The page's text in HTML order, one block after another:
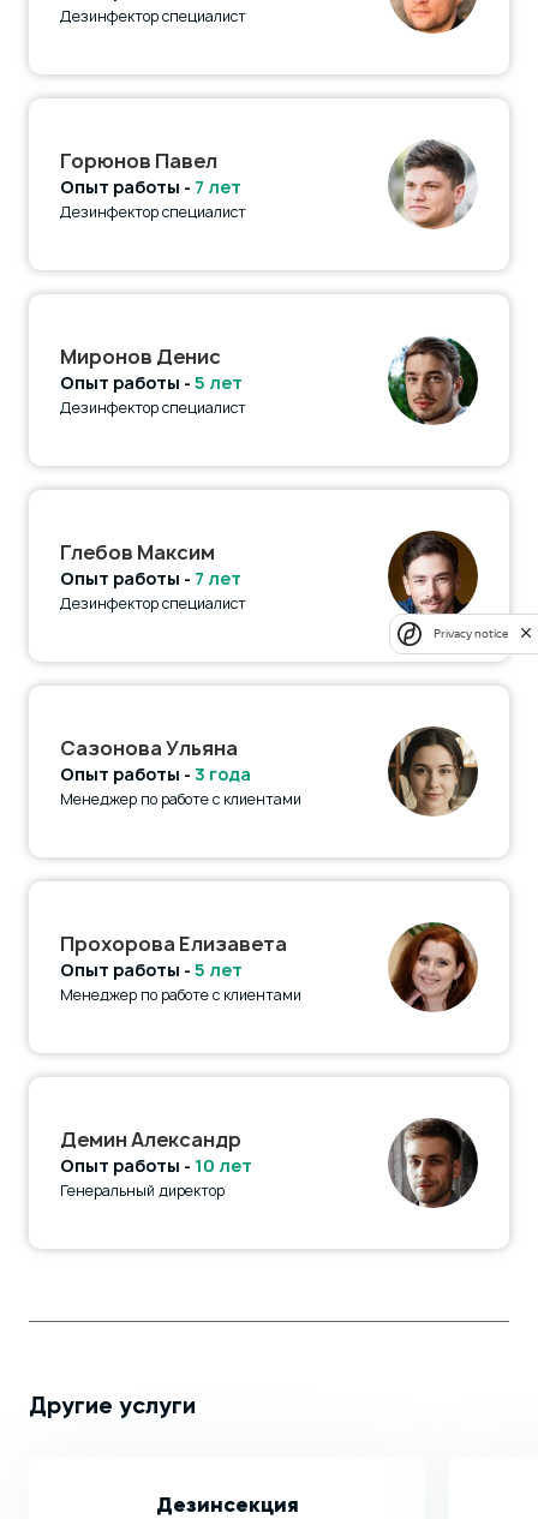
Дезинфектор специалист
Горюнов Павел
Опыт работы - 7 лет
Дезинфектор специалист
Миронов Денис
Опыт работы - 5 лет
Дезинфектор специалист
Глебов Максим
Опыт работы - 7 лет
Дезинфектор специалист
Сазонова Ульяна
Опыт работы - 3 года
Менеджер по работе с клиентами
Прохорова Елизавета
Опыт работы - 5 лет
Менеджер по работе с клиентами
Демин Александр
Опыт работы - 10 лет
Генеральный директор
Другие услуги
Дезинсекция
Privacy notice